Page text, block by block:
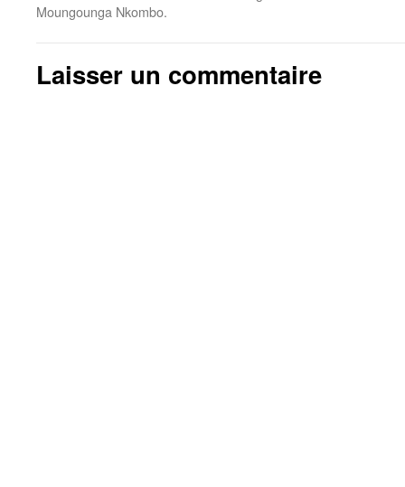
Moungounga Nkombo.
Laisser un commentaire